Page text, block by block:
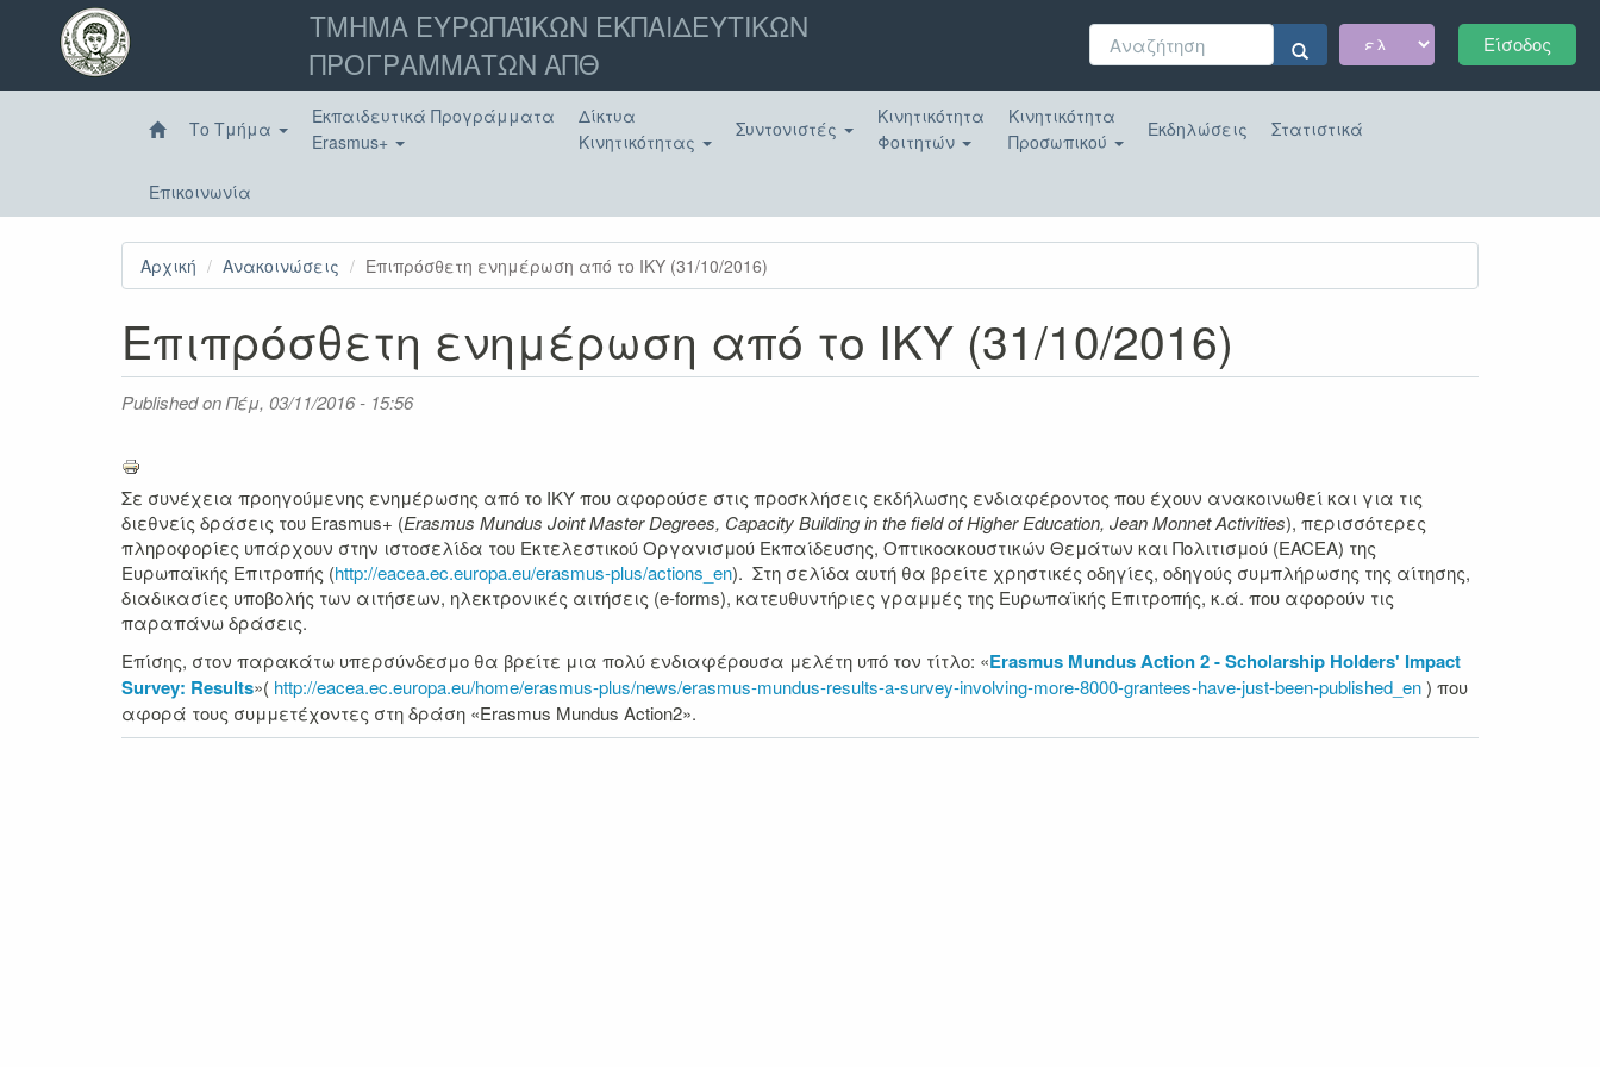
Παράκαμψη
κυρίως
Είσοδος
ΤΜΗΜΑ ΕΥΡΩΠΑΪΚΩΝ ΕΚΠΑΙΔΕΥΤΙΚΩΝ
ΠΡΟΓΡΑΜΜΑΤΩΝ ΑΠΘ
Φόρμα
αναζήτησης
Αναζήτηση
Το Τμήμα
Εκπαιδευτικά Προγράμματα
Erasmus+
Δίκτυα
Κινητικότητας
Συντονιστές
Κινητικότητα
Φοιτητών
Κινητικότητα
Προσωπικού
Εκδηλώσεις Στατιστικά
Επικοινωνία
Αρχική Ανακοινώσεις Επιπρόσθετη ενημέρωση από το ΙΚΥ (31/10/2016)
Επιπρόσθετη ενημέρωση από το ΙΚΥ (31/10/2016)
Published onΠέμ, 03/11/2016 - 15:56
Σε συνέχεια προηγούμενης ενημέρωσης από το ΙΚΥ που αφορούσε στις προσκλήσεις εκδήλωσης ενδιαφέροντος που έχουν ανακοινωθεί και για τις
διεθνείς δράσεις του Erasmus+ (Erasmus Mundus JointMasterDegrees, CapacityBuildinginthe fieldofHigherEducation, JeanMonnetActivities), περισσότερες
πληροφορίες υπάρχουν στην ιστοσελίδα του Εκτελεστικού Οργανισμού Εκπαίδευσης, Οπτικοακουστικών Θεμάτων και Πολιτισμού (EACEA) της
Ευρωπαϊκής Επιτροπής (http://eacea.ec.europa.eu/erasmus-plus/actions_en). Στη σελίδα αυτή θα βρείτε χρηστικές οδηγίες, οδηγούς συμπλήρωσης της αίτησης,
διαδικασίες υποβολής των αιτήσεων, ηλεκτρονικές αιτήσεις (e-forms), κατευθυντήριες γραμμές της Ευρωπαϊκής Επιτροπής, κ.ά. που αφορούν τις
παραπάνω δράσεις.
Επίσης, στον παρακάτω υπερσύνδεσμο θα βρείτε μια πολύ ενδιαφέρουσα μελέτη υπό τον τίτλο: «Erasmus Mundus Action 2 - Scholarship Holders' Impact
Survey: Results»( http://eacea.ec.europa.eu/home/erasmus-plus/news/erasmus-mundus-results-a-survey-involving-more-8000-grantees-have-just-been-published_en) που
αφορά τους συμμετέχοντες στη δράση «Erasmus Mundus Action2».